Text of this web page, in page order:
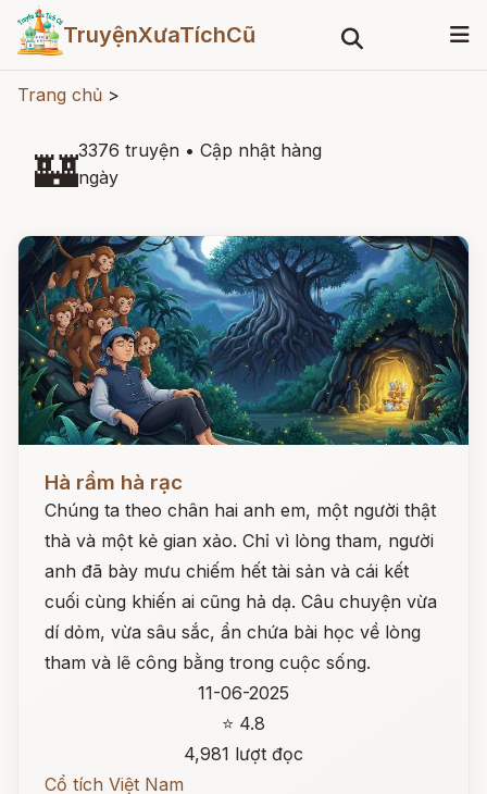
TruyệnXưaTíchCũ
Trang chủ >
🏰3376 truyện • Cập nhật hàng
ngày
Đọc ngay
Hà rầm hà rạc
Chúng ta theo chân hai anh em, một người thật
thà và một kẻ gian xảo. Chỉ vì lòng tham, người
anh đã bày mưu chiếm hết tài sản và cái kết
cuối cùng khiến ai cũng hả dạ. Câu chuyện vừa
dí dỏm, vừa sâu sắc, ẩn chứa bài học về lòng
tham và lẽ công bằng trong cuộc sống.
11-06-2025
⭐ 4.8
4,981 lượt đọc
Cổ tích Việt Nam